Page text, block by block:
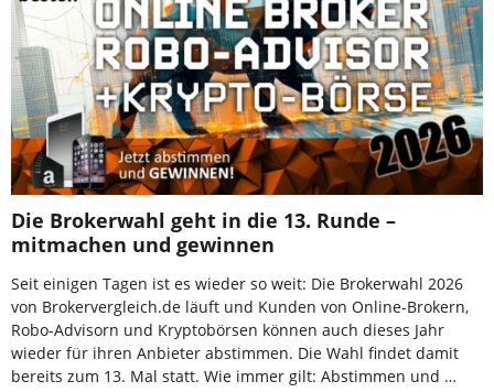
Die Brokerwahl geht in die 13. Runde –
mitmachen und gewinnen
Seit einigen Tagen ist es wieder so weit: Die Brokerwahl 2026
von Brokervergleich.de läuft und Kunden von Online-Brokern,
Robo-Advisorn und Kryptobörsen können auch dieses Jahr
wieder für ihren Anbieter abstimmen. Die Wahl findet damit
bereits zum 13. Mal statt. Wie immer gilt: Abstimmen und …